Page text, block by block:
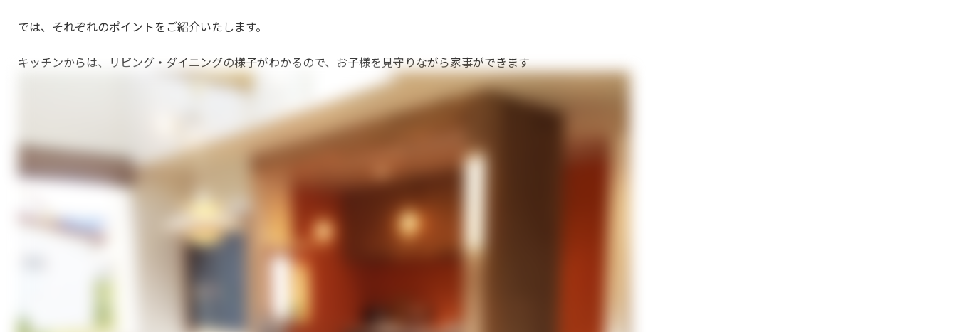
では、それぞれのポイントをご紹介いたします。
キッチンからは、リビング・ダイニングの様子がわかるので、お子様を見守りながら家事ができます